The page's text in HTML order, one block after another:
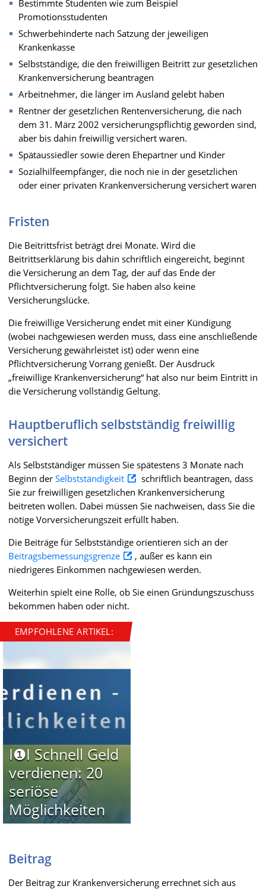
Bestimmte Studenten wie zum Beispiel
Promotionsstudenten
Schwerbehinderte nach Satzung der jeweiligen
Krankenkasse
Selbstständige, die den freiwilligen Beitritt zur gesetzlichen
Krankenversicherung beantragen
Arbeitnehmer, die länger im Ausland gelebt haben
Rentner der gesetzlichen Rentenversicherung, die nach
dem 31. März 2002 versicherungspflichtig geworden sind,
aber bis dahin freiwillig versichert waren.
Spätaussiedler sowie deren Ehepartner und Kinder
Sozialhilfeempfänger, die noch nie in der gesetzlichen
oder einer privaten Krankenversicherung versichert waren
Fristen
Die Beitrittsfrist beträgt drei Monate. Wird die
Beitrittserklärung bis dahin schriftlich eingereicht, beginnt
die Versicherung an dem Tag, der auf das Ende der
Pflichtversicherung folgt. Sie haben also keine
Versicherungslücke.
Die freiwillige Versicherung endet mit einer Kündigung
(wobei nachgewiesen werden muss, dass eine anschließende
Versicherung gewährleistet ist) oder wenn eine
Pflichtversicherung Vorrang genießt. Der Ausdruck
„freiwillige Krankenversicherung“ hat also nur beim Eintritt in
die Versicherung vollständig Geltung.
Hauptberuflich selbstständig freiwillig
versichert
Als Selbstständiger müssen Sie spätestens 3 Monate nach
Beginn der Selbstständigkeit
schriftlich beantragen, dass
Sie zur freiwilligen gesetzlichen Krankenversicherung
beitreten wollen. Dabei müssen Sie nachweisen, dass Sie die
nötige Vorversicherungszeit erfüllt haben.
Die Beiträge für Selbstständige orientieren sich an der
Beitragsbemessungsgrenze
, außer es kann ein
niedrigeres Einkommen nachgewiesen werden.
Weiterhin spielt eine Rolle, ob Sie einen Gründungszuschuss
bekommen haben oder nicht.
EMPFOHLENE ARTIKEL:
I❶I Schnell Geld
verdienen: 20
seriöse
Möglichkeiten
Beitrag
Der Beitrag zur Krankenversicherung errechnet sich aus